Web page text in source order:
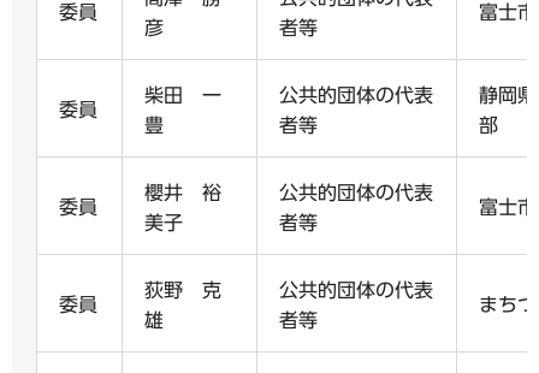
委員
彦
者等
富士
委員
柴田 一
豊
公共的団体の代表
者等
静岡
部
委員
櫻井 裕
美子
公共的団体の代表
者等
富士
委員
荻野 克
雄
公共的団体の代表
者等
まち